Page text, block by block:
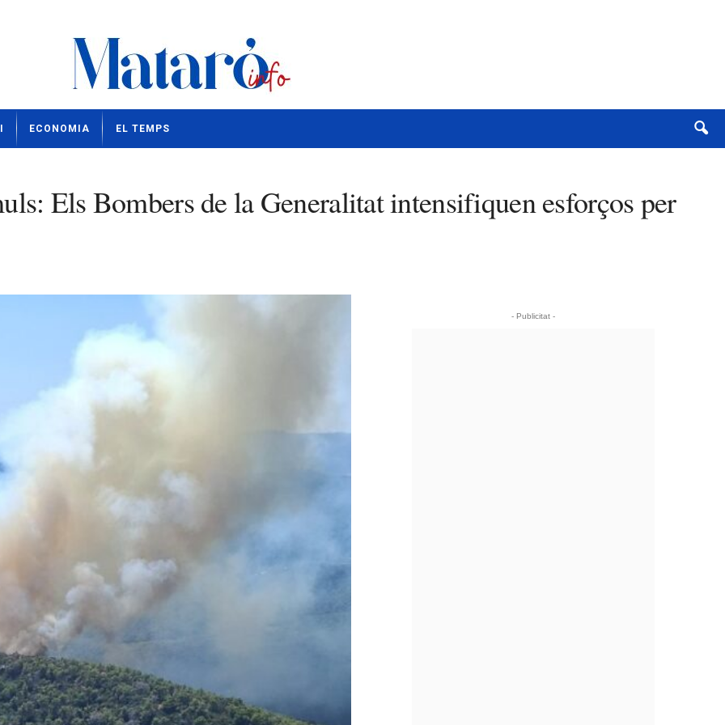
ECONOMIA EL TEMPS
Els Bombers de la Generalitat intensifiquen esforços per
- Publicitat -